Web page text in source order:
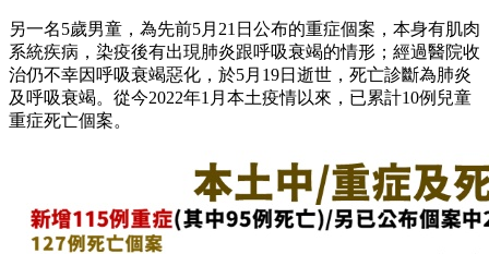
另一名5歲男童，為先前5月21日公布的重症個案，本身有肌肉
系統疾病，染疫後有出現肺炎跟呼吸衰竭的情形；經過醫院收
治仍不幸因呼吸衰竭惡化，於5月19日逝世，死亡診斷為肺炎
及呼吸衰竭。從今2022年1月本土疫情以來，已累計10例兒童
重症死亡個案。